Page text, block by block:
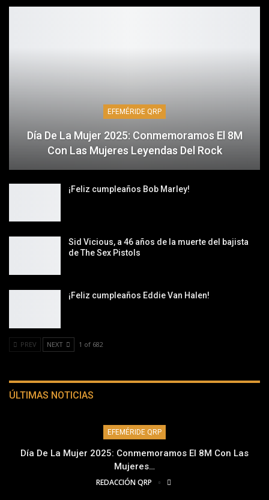
EFEMÉRIDE QRP
Día De La Mujer 2025: Conmemoramos El 8M
Con Las Mujeres Leyendas Del Rock
¡Feliz cumpleaños Bob Marley!
Sid Vicious, a 46 años de la muerte del bajista
de The Sex Pistols
¡Feliz cumpleaños Eddie Van Halen!
PREV NEXT 1 of 682
ÚLTIMAS NOTICIAS
EFEMÉRIDE QRP
Día De La Mujer 2025: Conmemoramos El 8M Con Las
Mujeres…
REDACCIÓN QRP